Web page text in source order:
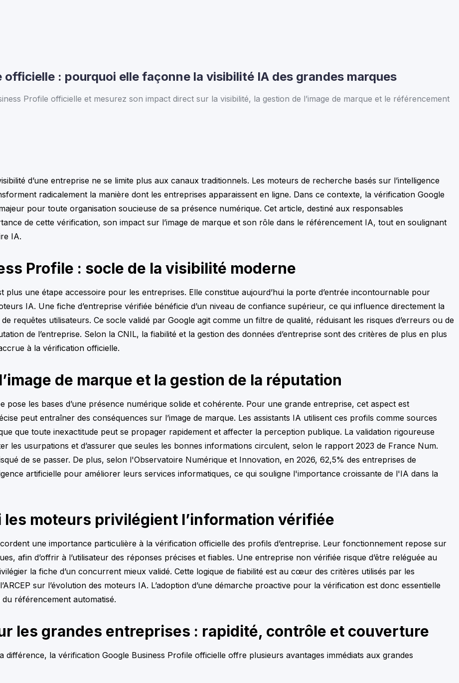
: pourquoi elle façonne la visibilité IA des grandes marques
Profile officielle et mesurez son impact direct sur la visibilité, la gestion de l’image de marque et le référencement
d’une entreprise ne se limite plus aux canaux traditionnels. Les moteurs de recherche basés sur l’intelligence
radicalement la manière dont les entreprises apparaissent en ligne. Dans ce contexte, la vérification Google
pour toute organisation soucieuse de sa présence numérique. Cet article, destiné aux responsables
de cette vérification, son impact sur l’image de marque et son rôle dans le référencement IA, tout en soulignant
IA.
Profile : socle de la visibilité moderne
plus une étape accessoire pour les entreprises. Elle constitue aujourd’hui la porte d’entrée incontournable pour
IA. Une fiche d’entreprise vérifiée bénéficie d’un niveau de confiance supérieur, ce qui influence directement la
requêtes utilisateurs. Ce socle validé par Google agit comme un filtre de qualité, réduisant les risques d’erreurs ou de
de l’entreprise. Selon la CNIL, la fiabilité et la gestion des données d’entreprise sont des critères de plus en plus
à la vérification officielle.
de marque et la gestion de la réputation
pose les bases d’une présence numérique solide et cohérente. Pour une grande entreprise, cet aspect est
peut entraîner des conséquences sur l’image de marque. Les assistants IA utilisent ces profils comme sources
que toute inexactitude peut se propager rapidement et affecter la perception publique. La validation rigoureuse
les usurpations et d’assurer que seules les bonnes informations circulent, selon le rapport 2023 de France Num.
de se passer. De plus, selon l'Observatoire Numérique et Innovation, en 2026, 62,5% des entreprises de
artificielle pour améliorer leurs services informatiques, ce qui souligne l'importance croissante de l'IA dans la
les moteurs privilégient l’information vérifiée
une importance particulière à la vérification officielle des profils d’entreprise. Leur fonctionnement repose sur
afin d’offrir à l’utilisateur des réponses précises et fiables. Une entreprise non vérifiée risque d’être reléguée au
la fiche d’un concurrent mieux validé. Cette logique de fiabilité est au cœur des critères utilisés par les
sur l’évolution des moteurs IA. L’adoption d’une démarche proactive pour la vérification est donc essentielle
référencement automatisé.
les grandes entreprises : rapidité, contrôle et couverture
la vérification Google Business Profile officielle offre plusieurs avantages immédiats aux grandes